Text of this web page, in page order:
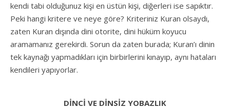
kendi tabi olduğunuz kişi en üstün kişi, diğerleri ise sapıktır.
Peki hangi kritere ve neye göre? Kriteriniz Kuran olsaydı,
zaten Kuran dışında dini otorite, dini hüküm koyucu
aramamanız gerekirdi. Sorun da zaten burada; Kuran’ı dinin
tek kaynağı yapmadıkları için birbirlerini kınayıp, aynı hataları
kendileri yapıyorlar.
DİNCİ VE DİNSİZ YOBAZLIK